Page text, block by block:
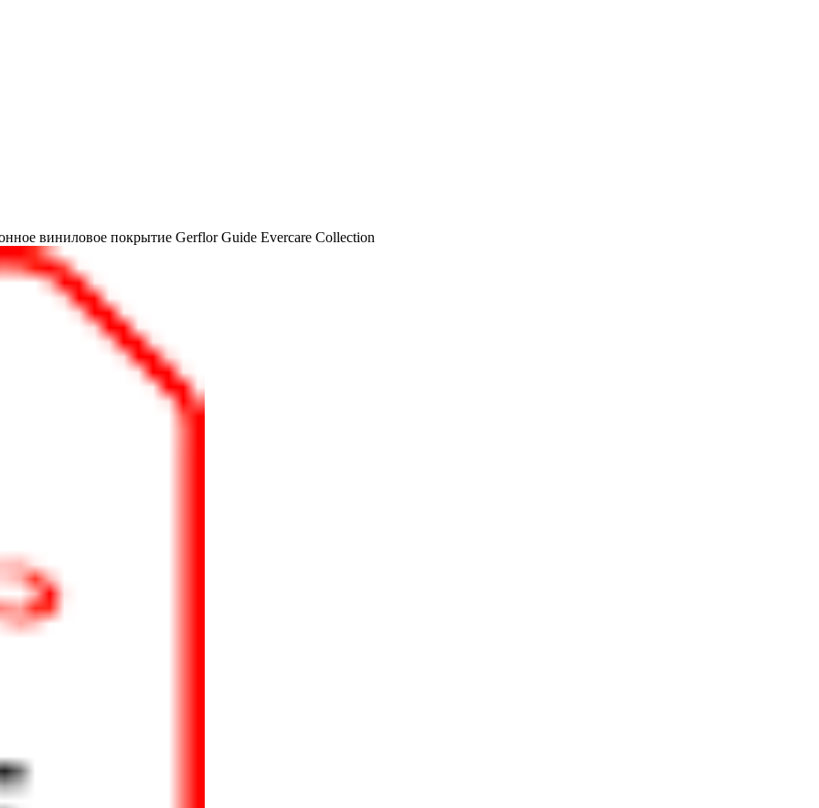
виниловое покрытие Gerflor Guide Evercare Collection